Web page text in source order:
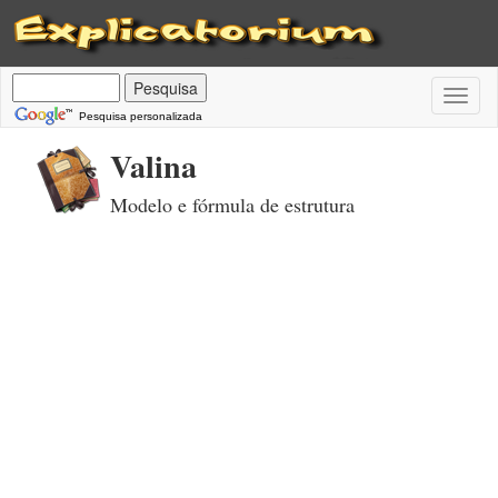
Pesquisa personalizada
Valina
Modelo e fórmula de estrutura